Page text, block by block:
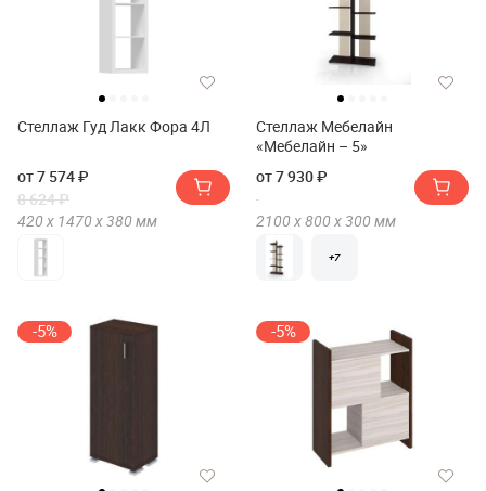
Стеллаж Гуд Лакк Фора 4Л
от 7 574 ₽
8 624 ₽
420 х 1470 х380 мм
Стеллаж Мебелайн
«Мебелайн – 5»
от 7 930 ₽
2100 х800 х300 мм
+7
-5% -5%